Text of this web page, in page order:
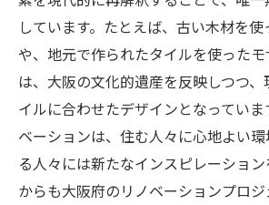
大阪ならではのリノベーシ
るライフスタイル
リノベーションで変わる大
大阪のリノベーションが提
活スタイル
大阪府のリノベーションが
スタイルの変革
しています。たとえば、古い木材を
や、地元で作られたタイルを使った
は、大阪の文化的遺産を反映しつつ
イルに合わせたデザインとなっていま
ベーションは、住む人々に心地よい
る人々には新たなインスピレーショ
からも大阪府のリノベーションプロ